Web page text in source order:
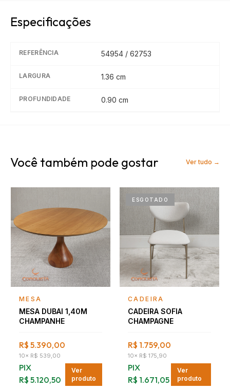
Especificações
REFERÊNCIA 54954 / 62753
LARGURA 1.36 cm
PROFUNDIDADE 0.90 cm
Você também pode gostar Ver tudo →
Falar com consultor
MESA
MESA DUBAI 1,40M
CHAMPANHE
R$ 5.390,00
10× R$ 539,00
PIX
R$ 5.120,50
Ver
produto
ESGOTADO
Falar com consultor
CADEIRA
CADEIRA SOFIA
CHAMPAGNE
R$ 1.759,00
10× R$ 175,90
PIX
R$ 1.671,05
Ver
produto